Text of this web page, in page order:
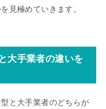
見極めていきます。
大手業者の違いを
と大手業者のどちらが